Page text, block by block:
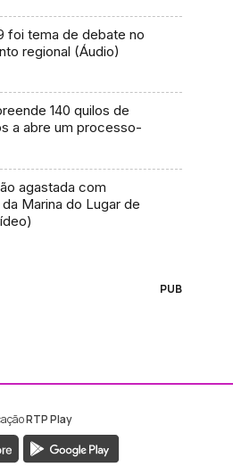
foi tema de debate no
regional (Áudio)
140 quilos de
a abre um processo-
agastada com
Marina do Lugar de
PUB
Madeira
RTP Play